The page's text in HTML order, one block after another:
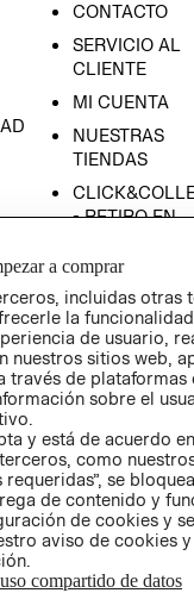
CONTACTO
SERVICIO AL
CLIENTE
MI CUENTA
NUESTRAS
TIENDAS
- RETIRO EN
TÉRMINOS Y
CONDICIONES
AVISO DE
PRIVACIDAD
GIFT CARD
COOKIES
a comprar
incluidas otras
la
de usuario,
nuestros sitios web,
través de plataformas
sobre el
y está de acuerdo
como
se
de contenido y
de cookies y
aviso de cookies
compartido de datos